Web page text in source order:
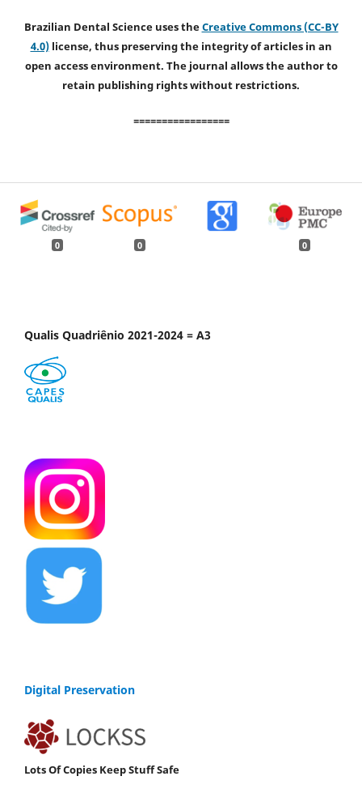
Brazilian Dental Science uses theCreative Commons (CC-BY
4.0)license, thus preserving the integrity of articles in an
open access environment. The journal allows the author to
retain publishing rights without restrictions.
=================
0 0 0
Qualis Quadriênio 2021-2024 = A3
Digital Preservation
Lots Of Copies Keep Stuff Safe